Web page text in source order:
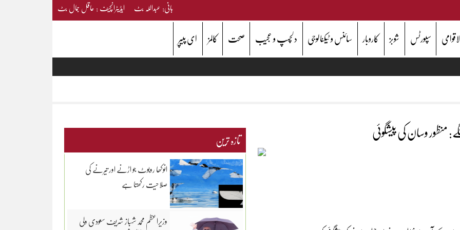
بانی: عبداللہ بٹ ایڈیٹرانچیف : عاقل جمال بٹ
سپورٹس شوبز کاروبار سائنس و ٹیکنالوجی دلچسپ و عجیب صحت کالمز ای پیپر
منظور وسان کی پیشگوئی تازہ ترین
انوکھا روبوٹ جو اڑنے اور تیرنے کی
صلاحیت رکھتا ہے
وزیراعظم محمد شہباز شریف سعودی ولی